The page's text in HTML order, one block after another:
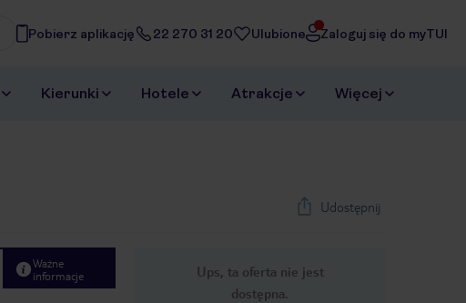
Pobierz aplikację 22 270 31 20 Ulubione Zaloguj się do myTUI
Kierunki Hotele Atrakcje Więcej
Udostępnij
Ups, ta oferta nie jest
dostępna.
Ważne
informacje
1/27